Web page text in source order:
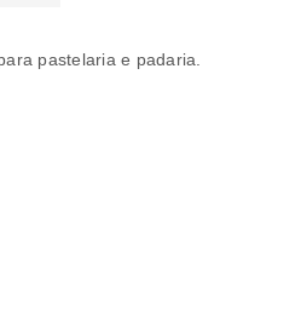
pastelaria e padaria.